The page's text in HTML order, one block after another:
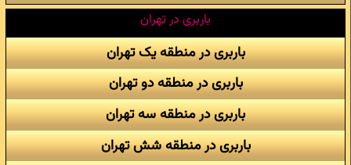
باربری در تهران
باربری در منطقه یک تهران
باربری در منطقه دو تهران
باربری در منطقه سه تهران
باربری در منطقه شش تهران